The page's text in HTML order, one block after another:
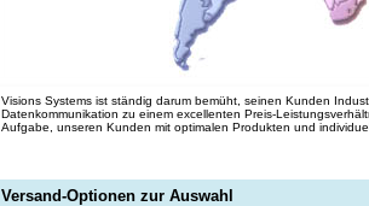
Visions Systems ist ständig darum bemüht, seinen Kunden
Datenkommunikation zu einem excellenten Preis-
Aufgabe, unseren Kunden mit optimalen Produkten und
Versand-Optionen zur Auswahl